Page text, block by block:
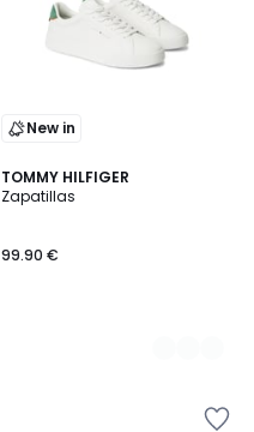
New in
TOMMY HILFIGER
Zapatillas
99.90 €
2
Colores